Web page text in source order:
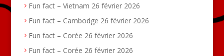
Fun fact – Vietnam 26 février 2026
Fun fact – Cambodge 26 février 2026
Fun fact – Corée 26 février 2026
Fun fact – Corée 26 février 2026